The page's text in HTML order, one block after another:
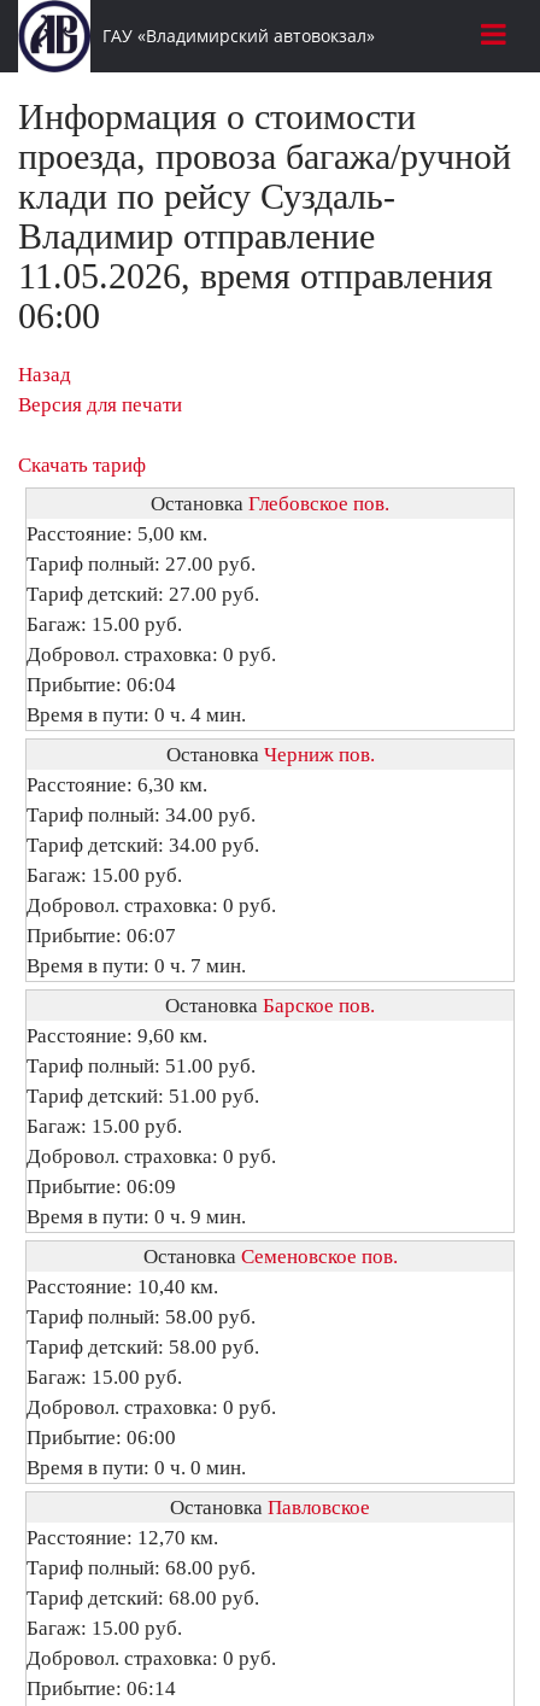
ГАУ «Владимирский автовокзал»
Информация о стоимости
проезда, провоза багажа/ручной
клади по рейсу Суздаль-
Владимир отправление
11.05.2026, время отправления
06:00
Назад
Версия для печати
Скачать тариф
Остановка Глебовское пов.
Расстояние: 5,00 км.
Тариф полный: 27.00 руб.
Тариф детский: 27.00 руб.
Багаж: 15.00 руб.
Добровол. страховка: 0 руб.
Прибытие: 06:04
Время в пути: 0 ч. 4 мин.
Остановка Черниж пов.
Расстояние: 6,30 км.
Тариф полный: 34.00 руб.
Тариф детский: 34.00 руб.
Багаж: 15.00 руб.
Добровол. страховка: 0 руб.
Прибытие: 06:07
Время в пути: 0 ч. 7 мин.
Остановка Барское пов.
Расстояние: 9,60 км.
Тариф полный: 51.00 руб.
Тариф детский: 51.00 руб.
Багаж: 15.00 руб.
Добровол. страховка: 0 руб.
Прибытие: 06:09
Время в пути: 0 ч. 9 мин.
Остановка Семеновское пов.
Расстояние: 10,40 км.
Тариф полный: 58.00 руб.
Тариф детский: 58.00 руб.
Багаж: 15.00 руб.
Добровол. страховка: 0 руб.
Прибытие: 06:00
Время в пути: 0 ч. 0 мин.
Остановка Павловское
Расстояние: 12,70 км.
Тариф полный: 68.00 руб.
Тариф детский: 68.00 руб.
Багаж: 15.00 руб.
Добровол. страховка: 0 руб.
Прибытие: 06:14